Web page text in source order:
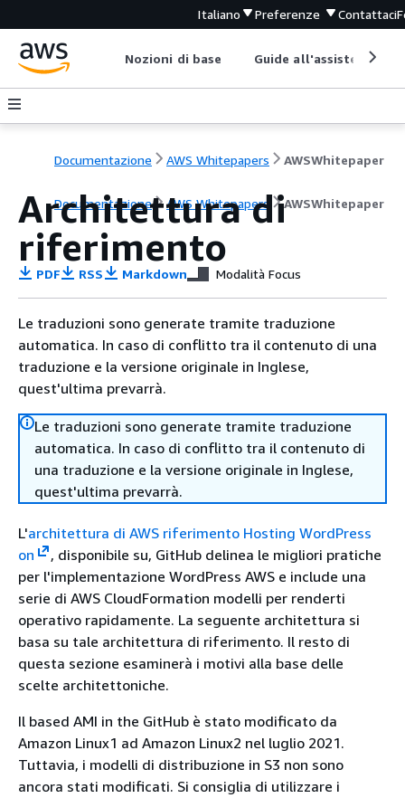
Italiano Preferenze Contattaci
Nozioni di base Guide all'assistenza
Documentazione AWS Whitepapers AWSWhitepaper
Documentazione AWS Whitepapers AWSWhitepaper
Architettura di
riferimento
PDF RSS Markdown Modalità Focus
Le traduzioni sono generate tramite traduzione
automatica. In caso di conflitto tra il contenuto di una
traduzione e la versione originale in Inglese,
quest'ultima prevarrà.
Le traduzioni sono generate tramite traduzione
automatica. In caso di conflitto tra il contenuto di
una traduzione e la versione originale in Inglese,
quest'ultima prevarrà.
L'architettura di AWS riferimento Hosting WordPress
on
, disponibile su, GitHub delinea le migliori pratiche
per l'implementazione WordPress AWS e include una
serie di AWS CloudFormation modelli per renderti
operativo rapidamente. La seguente architettura si
basa su tale architettura di riferimento. Il resto di
questa sezione esaminerà i motivi alla base delle
scelte architettoniche.
Il based AMI in the GitHub è stato modificato da
Amazon Linux1 ad Amazon Linux2 nel luglio 2021.
Tuttavia, i modelli di distribuzione in S3 non sono
ancora stati modificati. Si consiglia di utilizzare i